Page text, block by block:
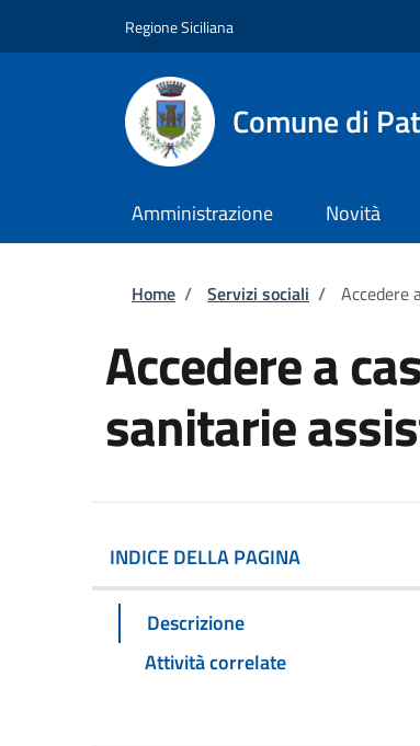
Regione Siciliana
Comune di
Amministrazione Novità
Briciole di pane
Home / Servizi sociali / Accedere
Accedere a
sanitarie
INDICE DELLA PAGINA
Descrizione
Attività correlate